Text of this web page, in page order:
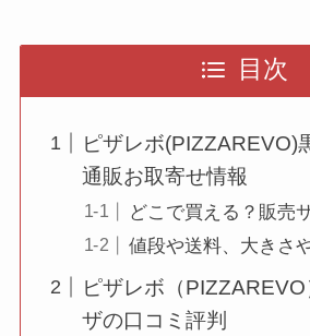
目次
ピザレボ(PIZZAREVO)
通販お取寄せ情報
どこで買える？販売
値段や送料、大きさ
ピザレボ（
ザの口コミ評判